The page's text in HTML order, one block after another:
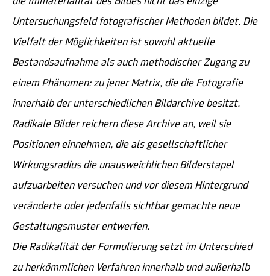
Untersuchungsfeld fotografischer Methoden bildet. Die
Vielfalt der Möglichkeiten ist sowohl aktuelle
Bestandsaufnahme als auch methodischer Zugang zu
einem Phänomen: zu jener Matrix, die die Fotografie
innerhalb der unterschiedlichen Bildarchive besitzt.
Radikale Bilder reichern diese Archive an, weil sie
Positionen einnehmen, die als gesellschaftlicher
Wirkungsradius die unausweichlichen Bilderstapel
aufzuarbeiten versuchen und vor diesem Hintergrund
veränderte oder jedenfalls sichtbar gemachte neue
Gestaltungsmuster entwerfen.
Die Radikalität der Formulierung setzt im Unterschied
zu herkömmlichen Verfahren innerhalb und außerhalb